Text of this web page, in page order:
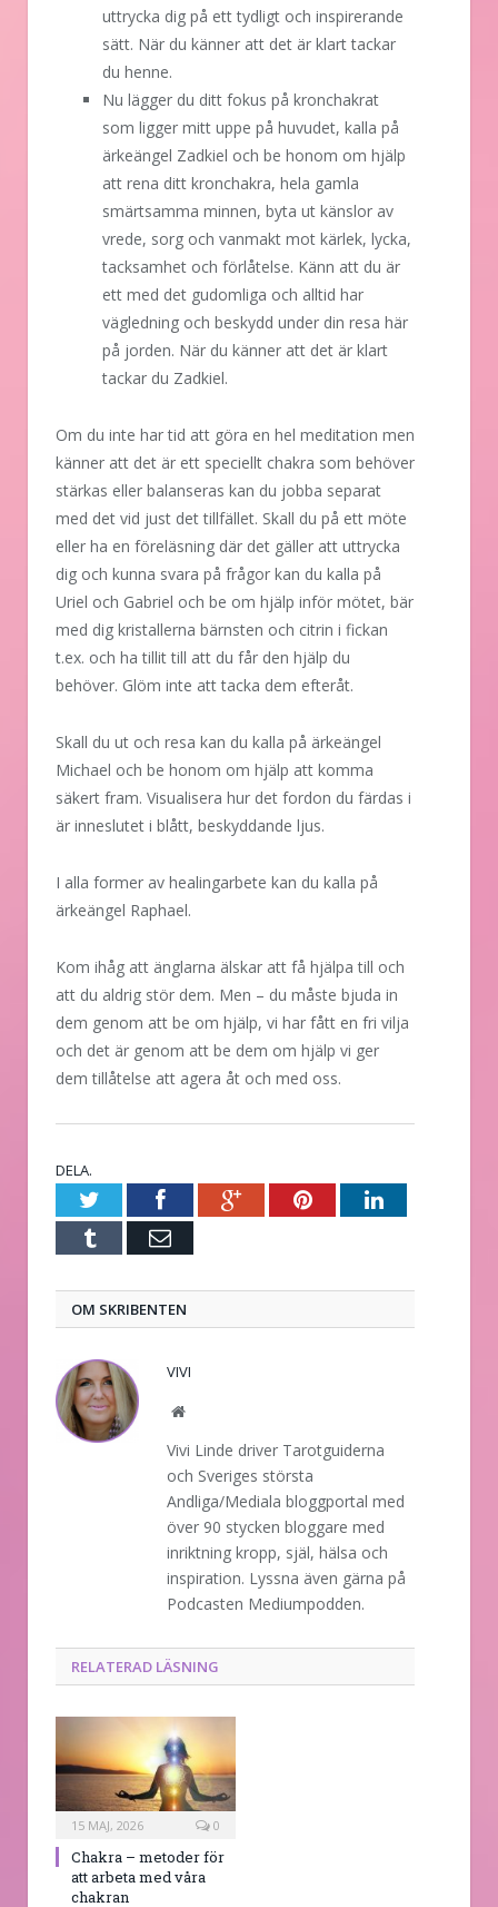
uttrycka dig på ett tydligt och inspirerande
sätt. När du känner att det är klart tackar
du henne.
Nu lägger du ditt fokus på kronchakrat
som ligger mitt uppe på huvudet, kalla på
ärkeängel Zadkiel och be honom om hjälp
att rena ditt kronchakra, hela gamla
smärtsamma minnen, byta ut känslor av
vrede, sorg och vanmakt mot kärlek, lycka,
tacksamhet och förlåtelse. Känn att du är
ett med det gudomliga och alltid har
vägledning och beskydd under din resa här
på jorden. När du känner att det är klart
tackar du Zadkiel.
Om du inte har tid att göra en hel meditation men
känner att det är ett speciellt chakra som behöver
stärkas eller balanseras kan du jobba separat
med det vid just det tillfället. Skall du på ett möte
eller ha en föreläsning där det gäller att uttrycka
dig och kunna svara på frågor kan du kalla på
Uriel och Gabriel och be om hjälp inför mötet, bär
med dig kristallerna bärnsten och citrin i fickan
t.ex. och ha tillit till att du får den hjälp du
behöver. Glöm inte att tacka dem efteråt.
Skall du ut och resa kan du kalla på ärkeängel
Michael och be honom om hjälp att komma
säkert fram. Visualisera hur det fordon du färdas i
är inneslutet i blått, beskyddande ljus.
I alla former av healingarbete kan du kalla på
ärkeängel Raphael.
Kom ihåg att änglarna älskar att få hjälpa till och
att du aldrig stör dem. Men – du måste bjuda in
dem genom att be om hjälp, vi har fått en fri vilja
och det är genom att be dem om hjälp vi ger
dem tillåtelse att agera åt och med oss.
DELA.
TwitterFacebookGoogle+PinterestLinkedIn
Tumblr E-
OM SKRIBENTEN
VIVI
Website
Vivi Linde driver Tarotguiderna
och Sveriges största
Andliga/Mediala bloggportal med
över 90 stycken bloggare med
inriktning kropp, själ, hälsa och
inspiration. Lyssna även gärna på
Podcasten Mediumpodden.
RELATERAD LÄSNING
15 MAJ, 2026 0
Chakra – metoder för
att arbeta med våra
chakran